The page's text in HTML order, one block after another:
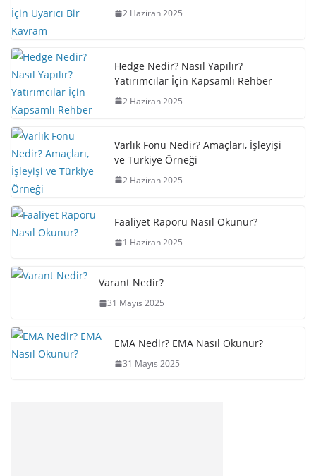
2 Haziran 2025
Hedge Nedir? Nasıl Yapılır?
Yatırımcılar İçin Kapsamlı Rehber
2 Haziran 2025
Varlık Fonu Nedir? Amaçları, İşleyişi
ve Türkiye Örneği
2 Haziran 2025
Faaliyet Raporu Nasıl Okunur?
1 Haziran 2025
Varant Nedir?
31 Mayıs 2025
EMA Nedir? EMA Nasıl Okunur?
31 Mayıs 2025